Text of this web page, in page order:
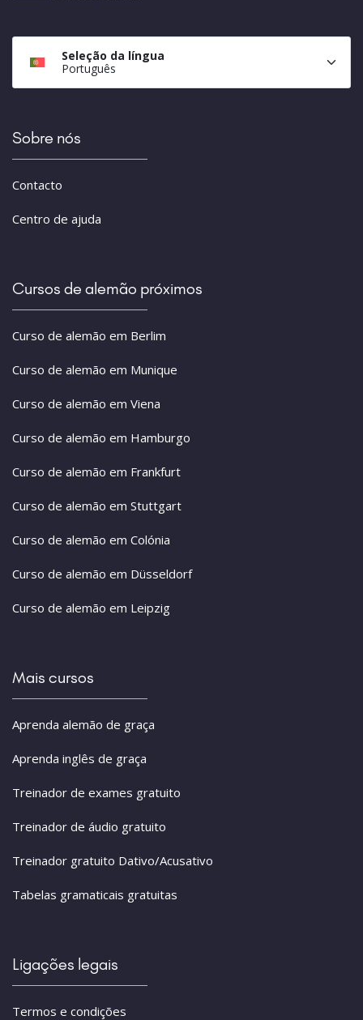
Seleção da língua
Português
Sobre nós
Contacto
Centro de ajuda
Cursos de alemão próximos
Curso de alemão em Berlim
Curso de alemão em Munique
Curso de alemão em Viena
Curso de alemão em Hamburgo
Curso de alemão em Frankfurt
Curso de alemão em Stuttgart
Curso de alemão em Colónia
Curso de alemão em Düsseldorf
Curso de alemão em Leipzig
Mais cursos
Aprenda alemão de graça
Aprenda inglês de graça
Treinador de exames gratuito
Treinador de áudio gratuito
Treinador gratuito Dativo/Acusativo
Tabelas gramaticais gratuitas
Ligações legais
Termos e condições